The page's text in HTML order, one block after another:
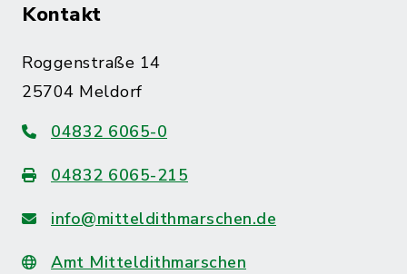
Kontakt
Roggenstraße 14
25704 Meldorf
04832 6065-0
04832 6065-215
info@mitteldithmarschen.de
Amt Mitteldithmarschen